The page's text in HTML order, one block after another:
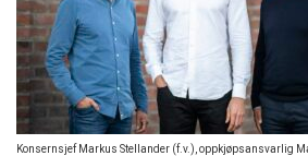
Konsernsjef Markus Stellander (f.v.), oppkjøpsansvarlig